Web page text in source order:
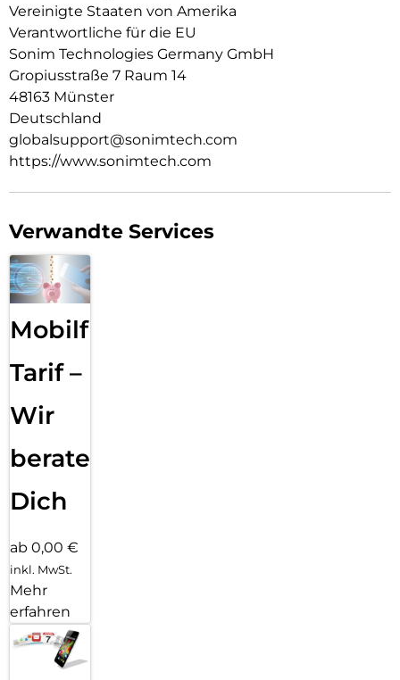
Vereinigte Staaten von Amerika
Verantwortliche für die EU
Sonim Technologies Germany GmbH
Gropiusstraße 7 Raum 14
48163 Münster
Deutschland
globalsupport@sonimtech.com
https://www.sonimtech.com
Verwandte Services
Mobilfunk
Tarif –
Wir
beraten
Dich
ab 0,00 €
inkl. MwSt.
Mehr
erfahren